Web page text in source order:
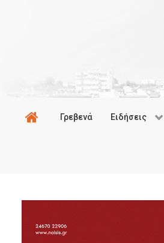
Γρεβενά Ειδήσεις